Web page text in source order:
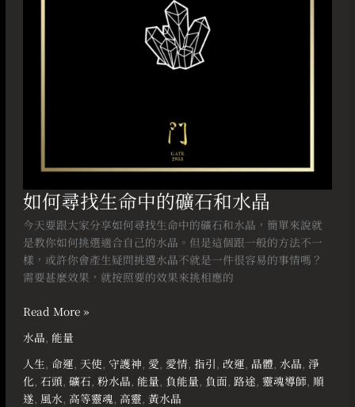
如何尋找生命中的礦石和水晶
今天要跟大家分享如何尋找生命中的礦石和水晶，簡單來說就
是教你如何挑選適合自己的水晶。但是這個跟一般的方法不一
樣，或許你會產生疑問挑選水晶不就是一件很容易的事情嗎？
需要甚麼效果，就按照要的效果來挑相應的
Read More »
水晶, 能量
人生 ,命運, 天使,守護神, 愛, 愛情,指引 , 改運, 晶體, 水晶, 淨
化,石頭,礦石,粉水晶, 能量, 負能量, 負面, 路途,靈魂導師, 順
遂, 風水, 高等靈魂, 高靈, 黃水晶